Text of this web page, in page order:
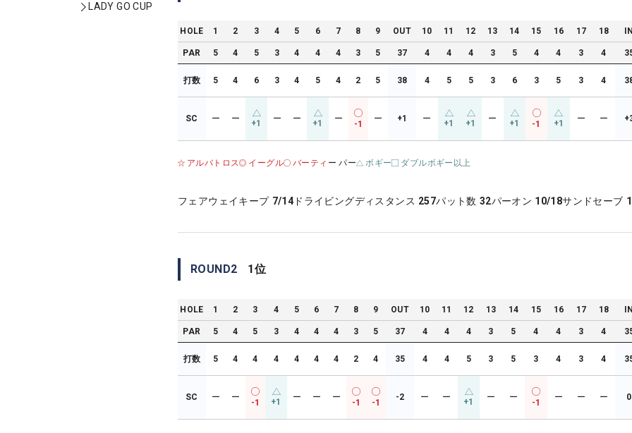
LADY GO CUP
HOLE 1 2 3 4 5 6 7 8 9 OUT 10 11 12 13 14 15 16 17 18
PAR 5 4 5 3 4 4 4 3 5 37 4 4 4 3 5 4 4 3 4
打数 5 4 6 3 4 5 4 2 5 38 4 5 5 3 6 3 5 3 4
SC ー ー +1 ー ー +1 ー
-1
ー +1 ー +1 +1 ー +1 -1 +1 ー ー
アルバトロス イーグル バーティ ー パー ボギー ダブルボギー以上
フェアウェイキープ 7/14 ドライビングディスタンス 257パット数 32パーオン 10/18サンドセーブ
ROUND2 1位
HOLE 1 2 3 4 5 6 7 8 9 OUT 10 11 12 13 14 15 16 17 18
PAR 5 4 5 3 4 4 4 3 5 37 4 4 4 3 5 4 4 3 4
打数 5 4 4 4 4 4 4 2 4 35 4 4 5 3 5 3 4 3 4
SC ー ー
-1 +1 ー ー ー
-1 -1
-2 ー ー +1 ー ー
-1
ー ー ー 0